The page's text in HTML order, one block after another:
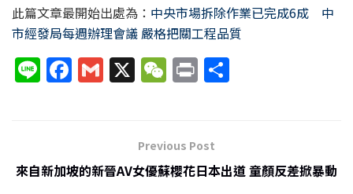
此篇文章最開始出處為： 中央市場拆除作業已完成6成 中
市經發局每週辦理會議 嚴格把關工程品質
Li
n
F
a
b
G
m
X W
e
h
at
P
ri
Previous Post
來自新加坡的新晉AV女優蘇櫻花日本出道 童顏反差掀暴動